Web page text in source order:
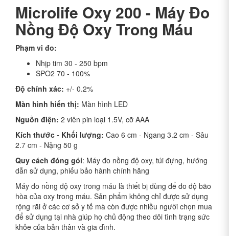
Microlife Oxy 200 - Máy Đo
Nồng Độ Oxy Trong Máu
Phạm vi đo:
Nhịp tim 30 - 250 bpm
SPO2 70 - 100%
Độ chính xác: +/- 0.2%
Màn hình hiển thị: Màn hình LED
Nguồn điện: 2 viên pin loại 1.5V, cỡ AAA
Kích thước - Khối lượng: Cao 6 cm - Ngang 3.2 cm - Sâu
2.7 cm - Nặng 50 g
Quy cách đóng gói: Máy đo nồng độ oxy, túi đựng, hướng
dẫn sử dụng, phiếu bảo hành chính hãng
Máy đo nồng độ oxy trong máu là thiết bị dùng để đo độ bão
hòa của oxy trong máu. Sản phẩm không chỉ được sử dụng
rộng rãi ở các cơ sở y tế mà còn được nhiều người chọn mua
để sử dụng tại nhà giúp họ chủ động theo dõi tình trạng sức
khỏe của bản thân và gia đình.